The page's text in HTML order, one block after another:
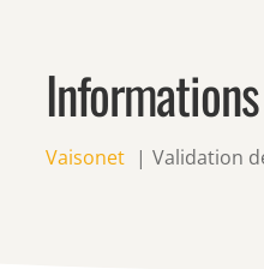
Vaisonet Validation